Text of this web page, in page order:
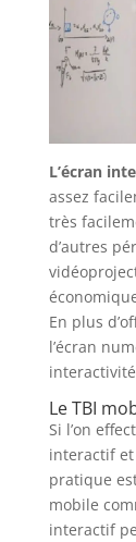
L’écran
assez
très
d’autres
En plus
l’écran
Le TBI
Si l’on
interactif et
pratique
mobile
interactif